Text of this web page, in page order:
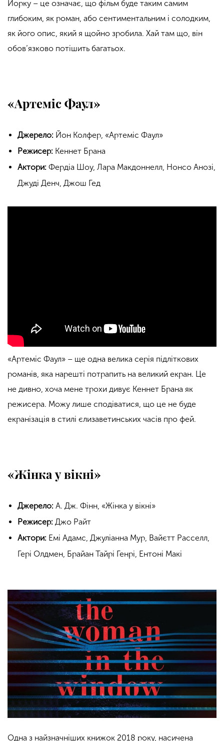
Йорку – це означає, що фільм буде таким самим
глибоким, як роман, або сентиментальним і солодким,
як його опис, який я щойно зробила. Хай там що, він
обов’язково потішить багатьох.
«Артеміс Фаул»
Джерело: Йон Колфер, «Артеміс Фаул»
Режисер: Кеннет Брана
Актори: Фердіа Шоу, Лара Макдоннелл, Нонсо Анозі,
Джуді Денч, Джош Гед
«Артеміс Фаул» – ще одна велика серія підліткових
романів, яка нарешті потрапить на великий екран. Це
не дивно, хоча мене трохи дивує Кеннет Брана як
режисера. Можу лише сподіватися, що це не буде
екранізація в стилі єлизаветинських часів про фей.
«Жінка у вікні»
Джерело: А. Дж. Фінн, «Жінка у вікні»
Режисер: Джо Райт
Актори: Емі Адамс, Джуліанна Мур, Вайєтт Расселл,
Гері Олдмен, Брайан Тайрі Генрі, Ентоні Макі
Одна з найзначніших книжок 2018 року, насичена